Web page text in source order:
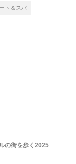
ト＆スパ
の街を歩く2025